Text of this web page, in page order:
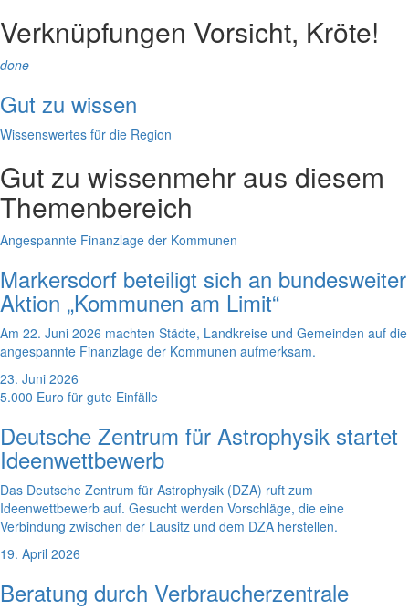
Verknüpfungen Vorsicht, Kröte!
done
Gut zu wissen
Wissenswertes für die Region
Gut zu wissenmehr aus diesem
Themenbereich
Angespannte Finanzlage der Kommunen
Markersdorf beteiligt sich an bundesweiter
Aktion „Kommunen am Limit“
Am 22. Juni 2026 machten Städte, Landkreise und Gemeinden auf die
angespannte Finanzlage der Kommunen aufmerksam.
23. Juni 2026
5.000 Euro für gute Einfälle
Deutsche Zentrum für Astrophysik startet
Ideenwettbewerb
Das Deutsche Zentrum für Astrophysik (DZA) ruft zum
Ideenwettbewerb auf. Gesucht werden Vorschläge, die eine
Verbindung zwischen der Lausitz und dem DZA herstellen.
19. April 2026
Beratung durch Verbraucherzentrale